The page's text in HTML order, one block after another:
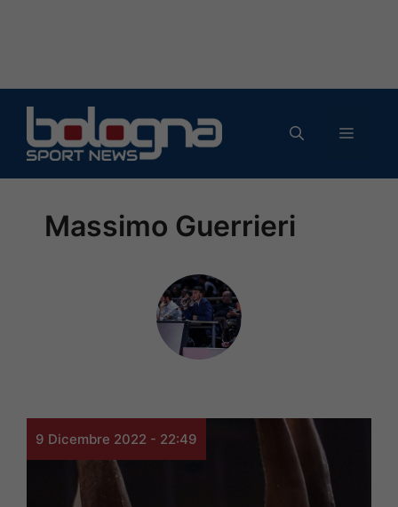
contenuto
MENU
Massimo Guerrieri
9 Dicembre 2022 - 22:49